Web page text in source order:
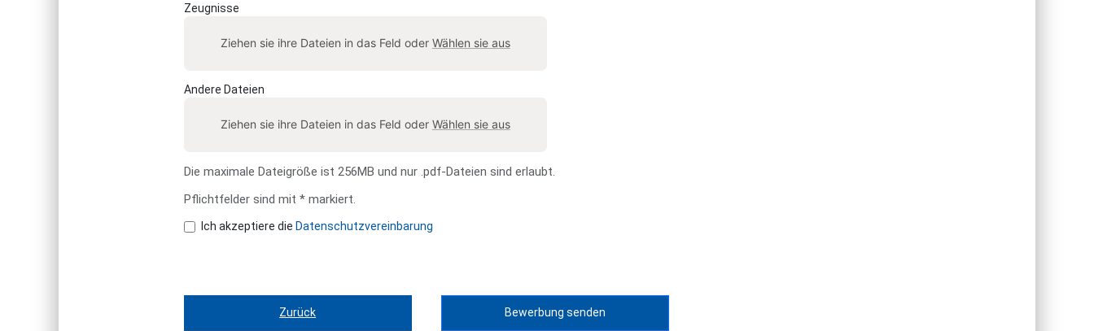
Zeugnisse
Ziehen sie ihre Dateien in das Feld oder Wählen sie aus
Andere Dateien
Ziehen sie ihre Dateien in das Feld oder Wählen sie aus
Die maximale Dateigröße ist 256MB und nur .pdf-Dateien sind erlaubt.
Pflichtfelder sind mit * markiert.
Ich akzeptiere die Datenschutzvereinbarung
Zurück